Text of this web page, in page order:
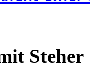
Steher